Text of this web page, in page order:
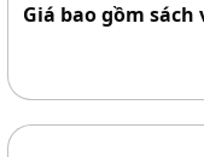
Giá bao gồm sách